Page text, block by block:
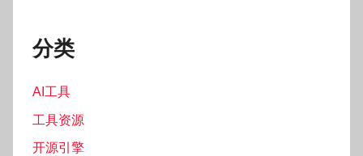
分类
AI工具
工具资源
开源引擎